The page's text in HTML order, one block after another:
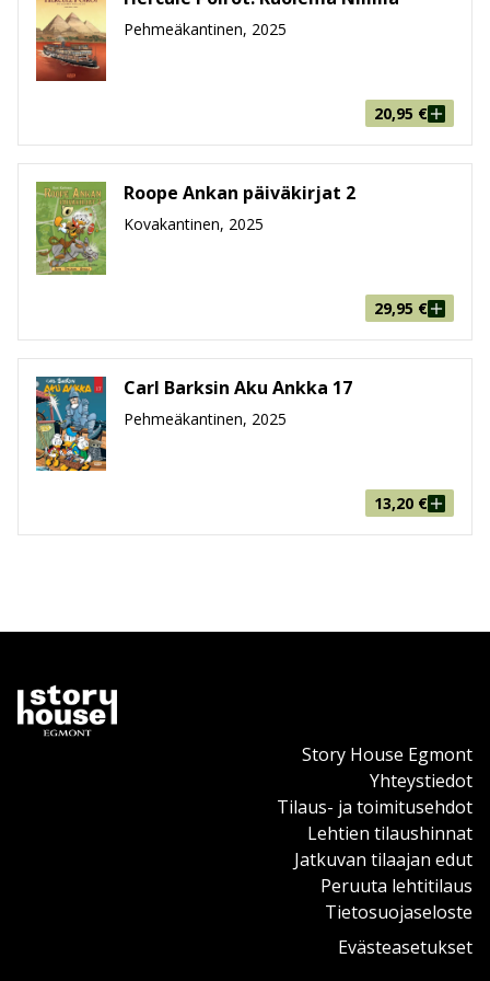
Pehmeäkantinen, 2025
20,95 €
Roope Ankan päiväkirjat 2
Kovakantinen, 2025
29,95 €
Carl Barksin Aku Ankka 17
Pehmeäkantinen, 2025
13,20 €
Story House Egmont
Yhteystiedot
Tilaus- ja toimitusehdot
Lehtien tilaushinnat
Jatkuvan tilaajan edut
Peruuta lehtitilaus
Tietosuojaseloste
Evästeasetukset